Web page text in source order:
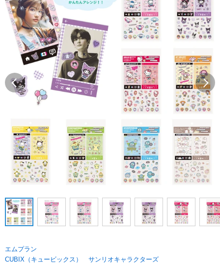
エムプラン
CUBIX（キュービックス） サンリオキャラクターズ